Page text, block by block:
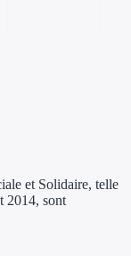
Aides Région
et Solidaire, telle
2014, sont